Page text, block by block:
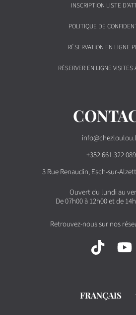
INSCRIPTION LISTE
POLITIQUE DE
RÉSERVATION EN LIGNE
RÉSERVER EN LIGNE VISITES
+352 661 322 089
3 Rue Renaudin, Esch-sur-
Ouvert du lundi au
De 07h00 à 12h00 et de
Retrouvez-nous sur nos
TIKTOK
FRANÇAIS